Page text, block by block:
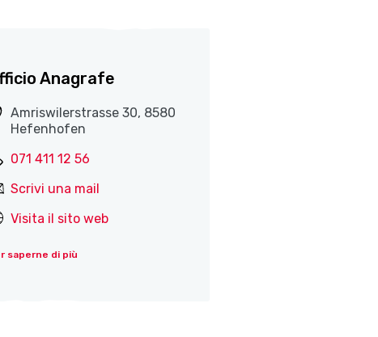
Anagrafe
Amriswilerstrasse 30, 8580
Hefenhofen
071 411 12 56
Scrivi una mail
Visita il sito web
saperne di più